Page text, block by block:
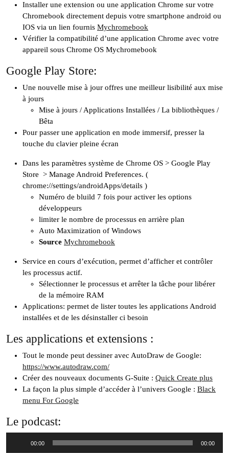
Installer une extension ou une application Chrome sur votre
Chromebook directement depuis votre smartphone android ou
IOS via un lien fournis Mychromebook
Vérifier la compatibilité d’une application Chrome avec votre
appareil sous Chrome OS Mychromebook
Google Play Store:
Une nouvelle mise à jour offres une meilleur lisibilité aux mise
à jours
Mise à jours / Applications Installées / La bibliothèques /
Bêta
Pour passer une application en mode immersif, presser la
touche du clavier pleine écran
Dans les paramètres système de Chrome OS > Google Play
Store > Manage Android Preferences. (
chrome://settings/androidApps/details )
Numéro de bluild 7 fois pour activer les options
développeurs
limiter le nombre de processus en arrière plan
Auto Maximization of Windows
Source Mychromebook
Service en cours d’exécution, permet d’afficher et contrôler
les processus actif.
Sélectionner le processus et arrêter la tâche pour libérer
de la mémoire RAM
Applications: permet de lister toutes les applications Android
installées et de les désinstaller ci besoin
Les applications et extensions :
Tout le monde peut dessiner avec AutoDraw de Google:
https://www.autodraw.com/
Créer des nouveaux documents G-Suite : Quick Create plus
La façon la plus simple d’accéder à l’univers Google : Black
menu For Google
Le podcast:
00:00 00:00